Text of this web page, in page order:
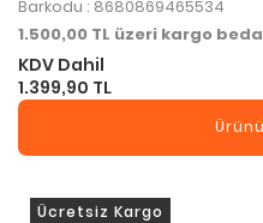
Barkodu : 8680869465534
1.500,00 TL üzeri kargo
KDV Dahil
1.399,90 TL
Ücretsiz Kargo